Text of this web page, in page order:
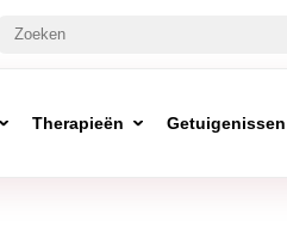
Therapieën Getuigenissen